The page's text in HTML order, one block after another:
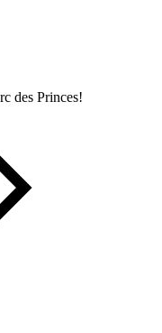
des Princes!